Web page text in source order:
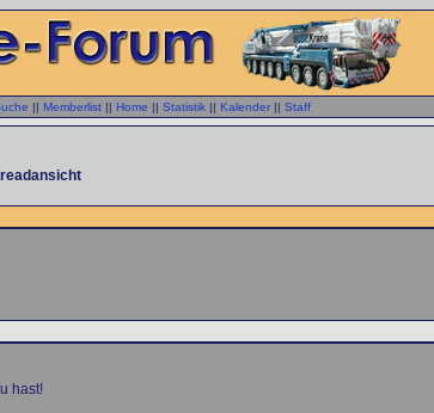
|| Memberlist || Home || Statistik || Kalender || Staff
hast!